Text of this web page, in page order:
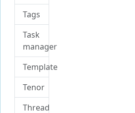
Tags
Task
manager
Template
Tenor
Thread